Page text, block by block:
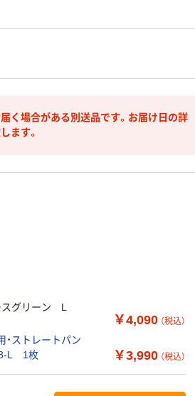
く場合がある別送品です。お届け日の詳
ます。
スグリーン L
￥4,090 （税込）
ストレートパン
L 1枚
￥3,990 （税込）